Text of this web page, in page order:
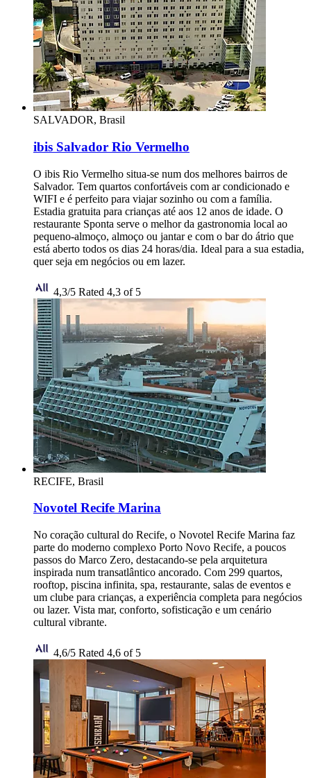
SALVADOR, Brasil
ibis Salvador Rio Vermelho
O ibis Rio Vermelho situa-se num dos melhores bairros de
Salvador. Tem quartos confortáveis com ar condicionado e
WIFI e é perfeito para viajar sozinho ou com a família.
Estadia gratuita para crianças até aos 12 anos de idade. O
restaurante Sponta serve o melhor da gastronomia local ao
pequeno-almoço, almoço ou jantar e com o bar do átrio que
está aberto todos os dias 24 horas/dia. Ideal para a sua estadia,
quer seja em negócios ou em lazer.
4,3/5 Rated 4,3 of 5
RECIFE, Brasil
Novotel Recife Marina
No coração cultural do Recife, o Novotel Recife Marina faz
parte do moderno complexo Porto Novo Recife, a poucos
passos do Marco Zero, destacando-se pela arquitetura
inspirada num transatlântico ancorado. Com 299 quartos,
rooftop, piscina infinita, spa, restaurante, salas de eventos e
um clube para crianças, a experiência completa para negócios
ou lazer. Vista mar, conforto, sofisticação e um cenário
cultural vibrante.
4,6/5 Rated 4,6 of 5